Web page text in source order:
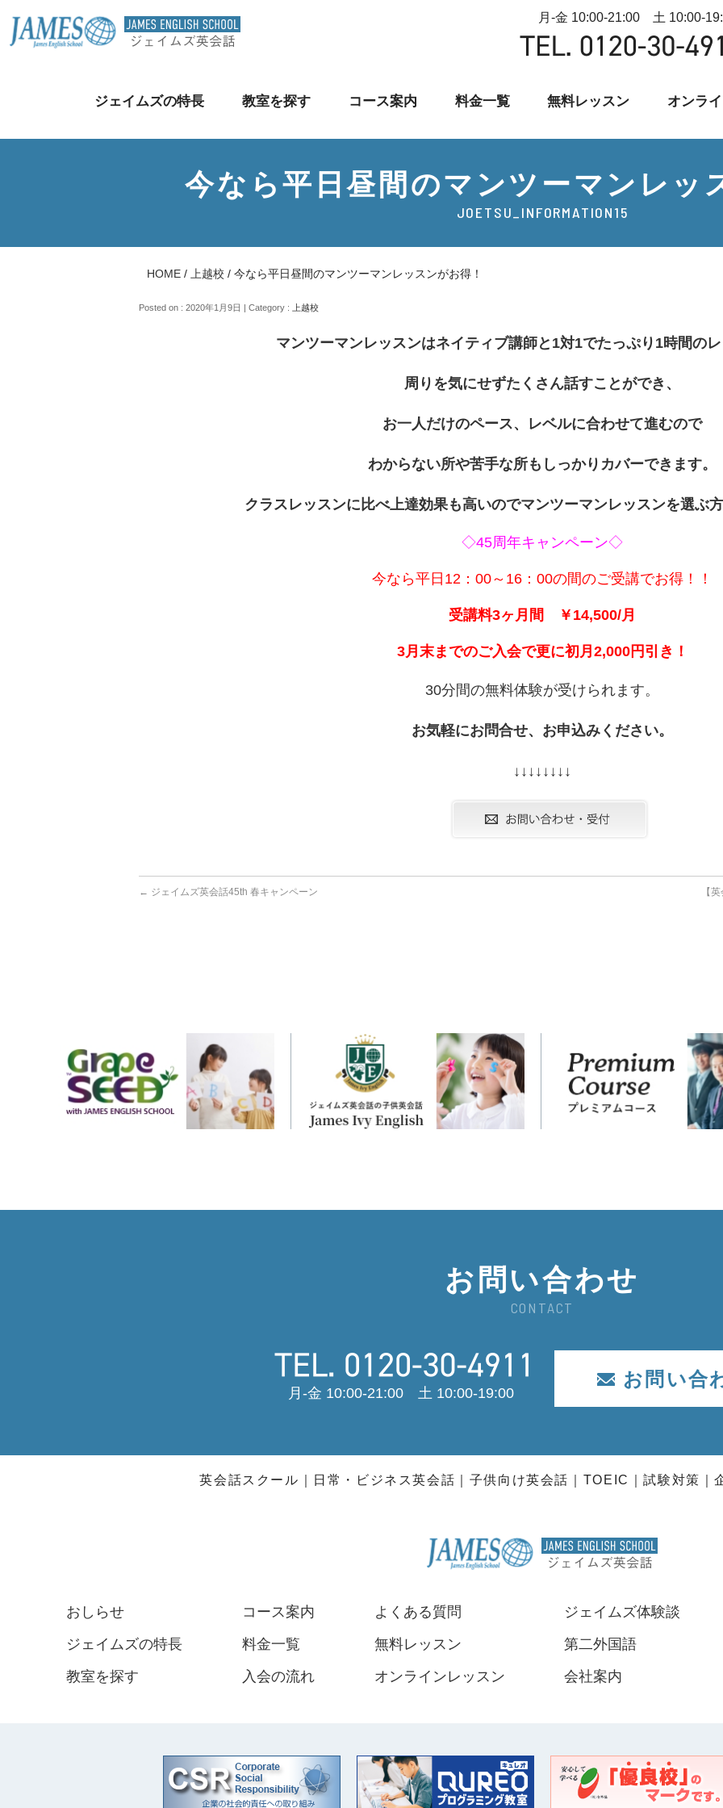
月-金 10:00-21:00 土 10:00-
ジェイムズの特長 教室を探す コース案内 料金一覧 無料レッスン オンラ
今なら平日昼間のマンツーマンレッ
JOETSU_INFORMATION15
HOME / 上越校 / 今なら平日昼間のマンツーマンレッスンがお得！
Posted on : 2020年1月9日 | Category : 上越校
マンツーマンレッスンはネイティブ講師と1対1でたっぷり1時間の
周りを気にせずたくさん話すことができ、
お一人だけのペース、レベルに合わせて進むので
わからない所や苦手な所もしっかりカバーできます。
クラスレッスンに比べ上達効果も高いのでマンツーマンレッスンを選ぶ
◇45周年キャンペーン◇
今なら平日12：00～16：00の間のご受講でお得！！
受講料3ヶ月間 ￥14,500/月
3月末までのご入会で更に初月2,000円引き！
30分間の無料体験が受けられます。
お気軽にお問合せ、お申込みください。
↓↓↓↓↓↓↓↓
← ジェイムズ英会話45th 春キャンペーン 【
お問い合わせ
CONTACT
月-金 10:00-21:00 土 10:00-19:00
お問い合
英会話スクール 日常・ビジネス英会話 子供向け英会話 TOEIC 試験対策
おしらせ
ジェイムズの特長
教室を探す
コース案内
料金一覧
入会の流れ
よくある質問
無料レッスン
オンラインレッスン
ジェイムズ体験談
第二外国語
会社案内